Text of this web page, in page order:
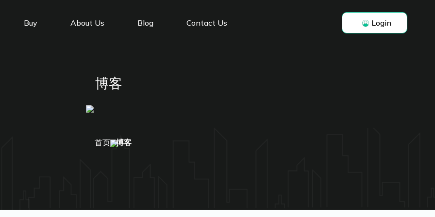
Buy About Us Blog Contact Us Login
博客
首页 博客